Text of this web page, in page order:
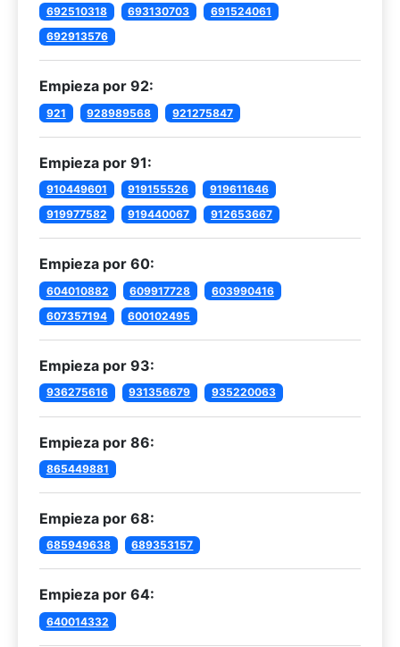
692510318
693130703
691524061
692913576
Empieza por 92:
921 928989568 921275847
Empieza por 91:
910449601 919155526
919611646
919977582
919440067 912653667
Empieza por 60:
604010882 609917728
603990416
607357194
600102495
Empieza por 93:
936275616 931356679 935220063
Empieza por 86:
865449881
Empieza por 68:
685949638 689353157
Empieza por 64:
640014332